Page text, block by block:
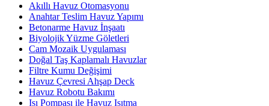
Akıllı Havuz Otomasyonu
Anahtar Teslim Havuz Yapımı
Betonarme Havuz İnşaatı
Biyolojik Yüzme Göletleri
Cam Mozaik Uygulaması
Doğal Taş Kaplamalı Havuzlar
Filtre Kumu Değişimi
Havuz Çevresi Ahşap Deck
Havuz Robotu Bakımı
Isı Pompası ile Havuz Isıtma